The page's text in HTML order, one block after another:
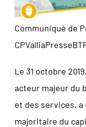
Communiqué de
Le 31 octobre
acteur majeur du
et des services, a
majoritaire du